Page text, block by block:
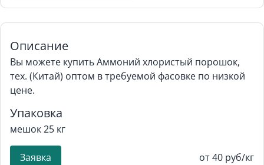
Описание
Вы можете купить Аммоний хлористый порошок,
тех. (Китай) оптом в требуемой фасовке по низкой
цене.
Упаковка
мешок 25 кг
Заявка от 40 руб/кг